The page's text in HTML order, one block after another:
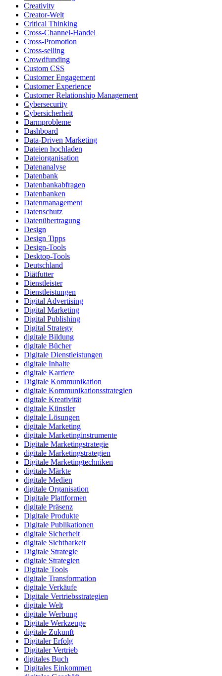
Creativity
Creator-Welt
Critical Thinking
Cross-Channel-Handel
Cross-Promotion
Cross-selling
Crowdfunding
Custom CSS
Customer Engagement
Customer Experience
Customer Relationship Management
Cybersecurity
Cybersicherheit
Darmprobleme
Dashboard
Data-Driven Marketing
Dateien hochladen
Dateiorganisation
Datenanalyse
Datenbank
Datenbankabfragen
Datenbanken
Datenmanagement
Datenschutz
Datenübertragung
Design
Design Tipps
Design-Tools
Desktop-Tools
Deutschland
Diätfutter
Dienstleister
Dienstleistungen
Digital Advertising
Digital Marketing
Digital Publishing
Digital Strategy
digitale Bildung
digitale Bücher
Digitale Dienstleistungen
digitale Inhalte
digitale Karriere
Digitale Kommunikation
digitale Kommunikationsstrategien
digitale Kreativität
digitale Künstler
digitale Lösungen
digitale Marketing
digitale Marketinginstrumente
Digitale Marketingstrategie
digitale Marketingstrategien
Digitale Marketingtechniken
digitale Märkte
digitale Medien
digitale Organisation
Digitale Plattformen
digitale Präsenz
Digitale Produkte
Digitale Publikationen
digitale Sicherheit
digitale Sichtbarkeit
Digitale Strategie
digitale Strategien
Digitale Tools
digitale Transformation
digitale Verkäufe
Digitale Vertriebsstrategien
digitale Welt
digitale Werbung
Digitale Werkzeuge
digitale Zukunft
Digitaler Erfolg
Digitaler Vertrieb
digitales Buch
Digitales Einkommen